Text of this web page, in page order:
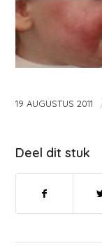
19 AUGUSTUS 2011
Deel dit stuk